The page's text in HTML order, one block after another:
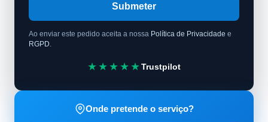
Submeter
Ao enviar este pedido aceita a nossa Política de Privacidade e
RGPD
★★★★★Trustpilot
Onde pretende o serviço?